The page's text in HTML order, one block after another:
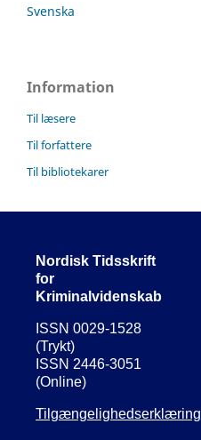
Svenska
Information
Til læsere
Til forfattere
Til bibliotekarer
Nordisk Tidsskrift
for
Kriminalvidenskab
ISSN 0029-1528
(Trykt)
ISSN 2446-3051
(Online)
Tilgængelighedserklæring